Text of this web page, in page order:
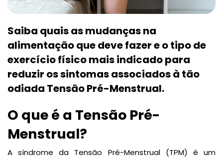
Saiba quais as mudanças na
alimentação que deve fazer e o tipo de
exercício físico mais indicado para
reduzir os sintomas associados à tão
odiada Tensão Pré-Menstrual.
O que é a Tensão Pré-
Menstrual?
A síndrome da Tensão Pré-Menstrual (TPM) é um